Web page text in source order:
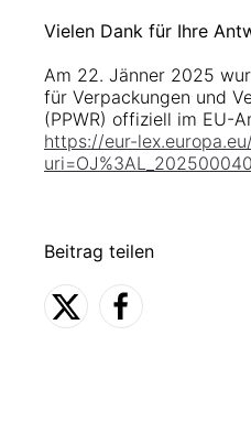
Vielen Dank für Ihre
Am 22. Jänner 2025
für Verpackungen und
(PPWR) offiziell im EU-
https://eur-
uri=OJ%3AL_202500040
Beitrag teilen